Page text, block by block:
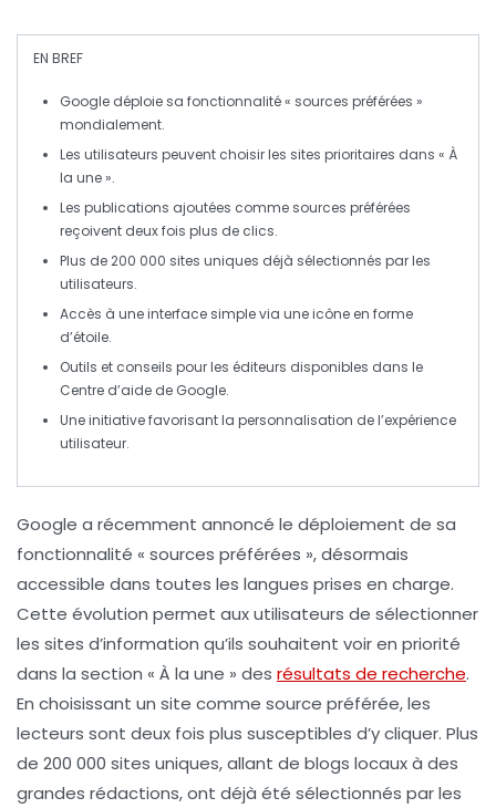
EN BREF
Google déploie sa fonctionnalité« sources préférées »
mondialement.
Les utilisateurs peuvent choisir les sites prioritaires dans « À
la une ».
Les publications ajoutées comme sources préférées
reçoivent deux fois plus de clics.
Plus de200 000 sites uniques déjà sélectionnés par les
utilisateurs.
Accès à une interface simple via une icône en forme
d’étoile.
Outils et conseils pour les éditeurs disponibles dans le
Centre d’aide de Google.
Une initiative favorisant la personnalisation de l’expérience
utilisateur.
Google a récemment annoncé le déploiement de sa
fonctionnalité « sources préférées », désormais
accessible dans toutes les langues prises en charge.
Cette évolution permet aux utilisateurs de sélectionner
les sites d’information qu’ils souhaitent voir en priorité
dans la section « À la une » des résultats de recherche.
En choisissant un site comme source préférée, les
lecteurs sont deux fois plus susceptibles d’y cliquer. Plus
de 200 000 sites uniques, allant de blogs locauxà des
grandes rédactions, ont déjà été sélectionnés par les